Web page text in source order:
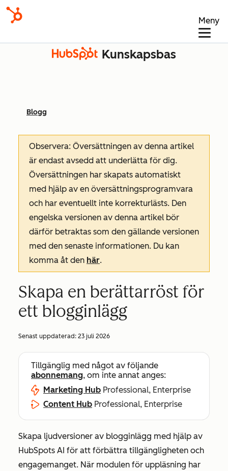
Meny
Kunskapsbas
Blogg
Observera: Översättningen av denna artikel
är endast avsedd att underlätta för dig.
Översättningen har skapats automatiskt
med hjälp av en översättningsprogramvara
och har eventuellt inte korrekturlästs. Den
engelska versionen av denna artikel bör
därför betraktas som den gällande versionen
med den senaste informationen. Du kan
komma åt den här.
Skapa en berättarröst för
ett blogginlägg
Senast uppdaterad: 23 juli 2026
Tillgänglig med något av följande
abonnemang, om inte annat anges:
Marketing Hub Professional, Enterprise
Content Hub Professional, Enterprise
Skapa ljudversioner av blogginlägg med hjälp av
HubSpots AI för att förbättra tillgängligheten och
engagemanget. När modulen för uppläsning har